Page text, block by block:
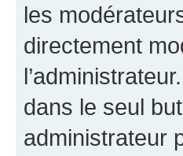
les
directement
dans le seul
administrateur